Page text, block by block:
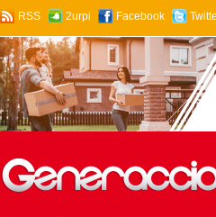
RSS 2urpi Facebook